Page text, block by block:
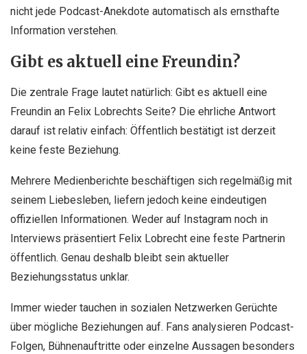
nicht jede Podcast-Anekdote automatisch als ernsthafte
Information verstehen.
Gibt es aktuell eine Freundin?
Die zentrale Frage lautet natürlich: Gibt es aktuell eine
Freundin an Felix Lobrechts Seite? Die ehrliche Antwort
darauf ist relativ einfach: Öffentlich bestätigt ist derzeit
keine feste Beziehung.
Mehrere Medienberichte beschäftigen sich regelmäßig mit
seinem Liebesleben, liefern jedoch keine eindeutigen
offiziellen Informationen. Weder auf Instagram noch in
Interviews präsentiert Felix Lobrecht eine feste Partnerin
öffentlich. Genau deshalb bleibt sein aktueller
Beziehungsstatus unklar.
Immer wieder tauchen in sozialen Netzwerken Gerüchte
über mögliche Beziehungen auf. Fans analysieren Podcast-
Folgen, Bühnenauftritte oder einzelne Aussagen besonders